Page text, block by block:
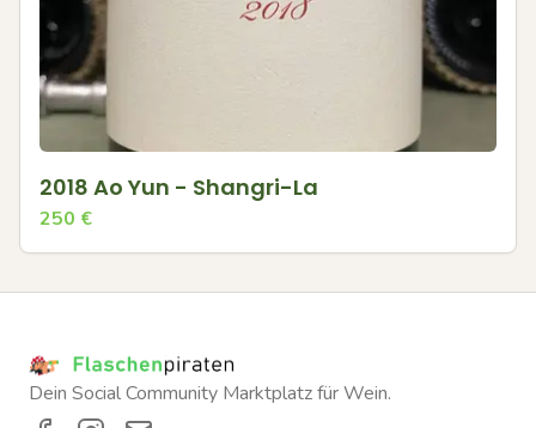
2018 Ao Yun - Shangri-La
250 €
Dein Social Community Marktplatz für Wein.